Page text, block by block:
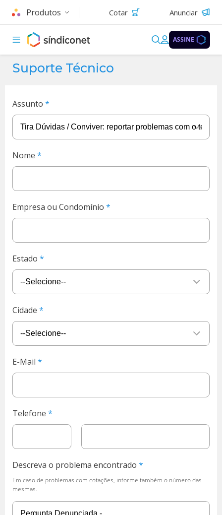
Produtos Cotar Anunciar
ASSINE
Suporte Técnico
Assunto
Nome
Empresa ou Condomínio
Estado
Cidade
E-Mail
Telefone
Descreva o problema encontrado
Em caso de problemas com cotações, informe também o número das
mesmas.